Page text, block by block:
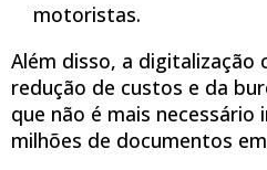
motoristas.
Além disso, a digitalização
redução de custos e da
que não é mais
milhões de documentos